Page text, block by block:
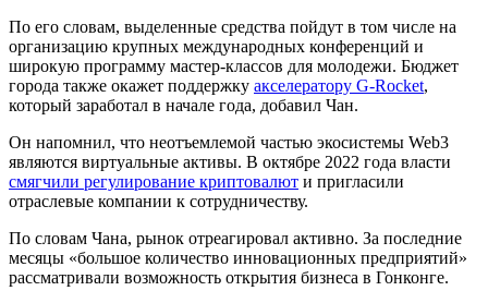
По его словам, выделенные средства пойдут в том числе на
организацию крупных международных конференций и
широкую программу мастер-классов для молодежи. Бюджет
города также окажет поддержку акселератору G-Rocket,
который заработал в начале года, добавил Чан.
Он напомнил, что неотъемлемой частью экосистемы Web3
являются виртуальные активы. В октябре 2022 года власти
смягчили регулирование криптовалют и пригласили
отраслевые компании к сотрудничеству.
По словам Чана, рынок отреагировал активно. За последние
месяцы «большое количество инновационных предприятий»
рассматривали возможность открытия бизнеса в Гонконге.